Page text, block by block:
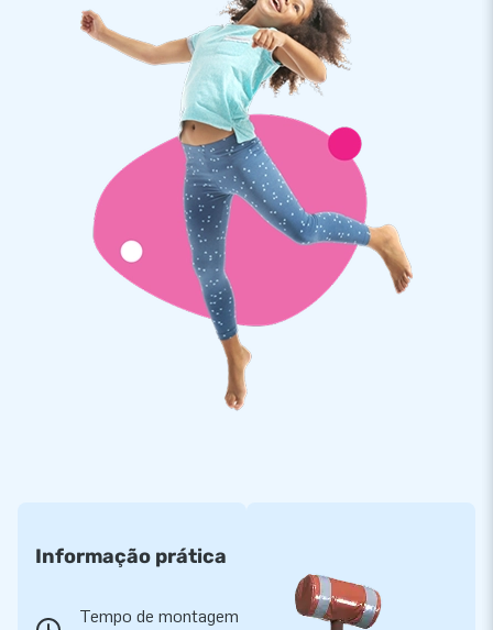
Informação prática
Tempo de montagem